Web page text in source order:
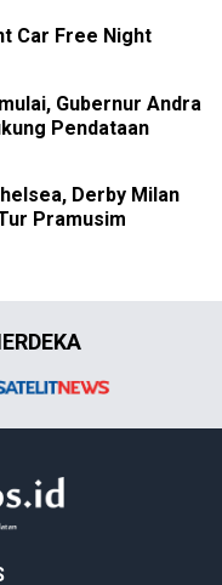
Car Free Night
Gubernur Andra
Pendataan
Derby Milan
Pramusim